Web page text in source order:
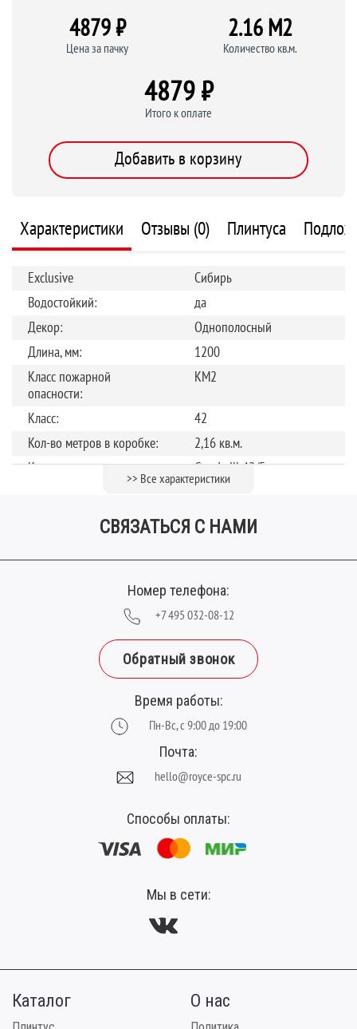
4879 ₽
Цена за пачку
2.16 M2
Количество кв.м.
4879 ₽
Итого к оплате
Добавить в корзину
Характеристики Отзывы (0) Плинтуса
Exclusive
Сибирь
Водостойкий:
да
Декор:
Однополосный
Длина, мм:
1200
Класс пожарной
опасности:
КМ2
Класс:
42
Кол-во метров в коробке:
2,16 кв.м.
Коллекция:
Goodwill 42/5
Страна производства:
Россия
микро
Ширина планки (мм):
180
>> Все характеристики
СВЯЗАТЬСЯ С НАМИ
Номер телефона:
+7 495 032-08-12
Обратный звонок
Время работы:
Пн-Вс, с 9:00 до 19:00
Почта:
hello@royce-spc.ru
Способы оплаты:
Мы в сети:
Каталог О нас